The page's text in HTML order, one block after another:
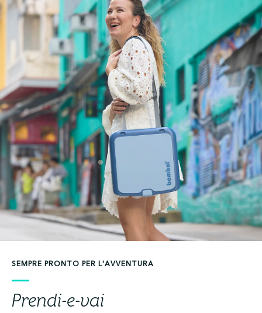
SEMPRE PRONTO PER L'AVVENTURA
Prendi-e-vai